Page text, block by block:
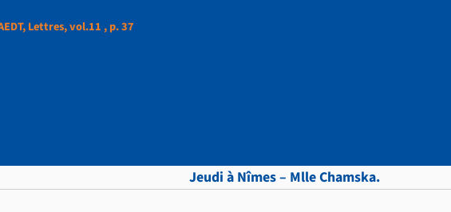
Lettres, vol.11 , p. 37
Jeudi à Nîmes – Mlle Chamska.